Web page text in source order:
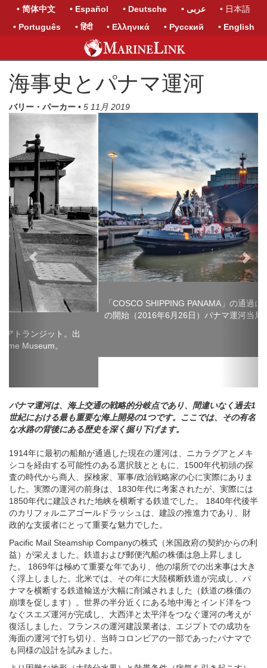
• 简体中文 • Español • Deutsche • عربى
• 日本語
• Português
• हिंदी • Ελληνικά • Русский • English
海事史とパナマ運河
バリー・パーカー • 5 11月 2019
「COSCO SHIPPING PANAMA」の通過に伴うパナマ運河拡張
の開始（2016年6月26日）パナマ運河当局のご厚意による。
Previous Next
世紀における最も重要な海上開発の1つです。ここでは、その有名
な水路の背後にある歴史を深く掘り下げます。
1914年に最初の船舶が通過した現在の運河は、ニカラグアとメキ
シコを経由する可能性のある選択肢とともに、1500年代初頭の探
査の時代から商人、探検家、軍事/政治戦略家の心に実際にありま
した。実際の運河の前身は、1830年代に考案されたが、実際には
1850年代に建設された地峡を横断する鉄道でした。 1840年代後半
のカリフォルニアゴールドラッシュは、建設の推進力であり、財
政的な支援者にとって重要な魅力でした。
Pacific Mail Steamship Companyの株式（米国政府の契約からの利
益）が栄えました。鉄道および郵便汽船の株価は急上昇しまし
た。 1869年は極めて重要な年であり、他の場所での出来事は大き
く浮上しました。北米では、その年に大陸横断鉄道が完成し、パ
ナマを横断する鉄道輸送が大幅に削減されました（鉄道の株価の
崩壊を促します）。世界の半分近くにある地中海とインド洋をつ
なぐスエズ運河が完成し、大西洋と太平洋をつなぐ運河の考えが
復活しました。フランスの運河建設業者は、エジプトでの成功を
海面の運河で打ち切り、当時コロンビアの一部であったパナマで
も同様の設計を試みました。
より困難な地形（大陸分水界）と熱帯条件（病気を引き起こす）
により、投資家はフランスの努力を後押ししました。急成長を遂
げているアメリカは、1880年代から断片を取り上げました。最終